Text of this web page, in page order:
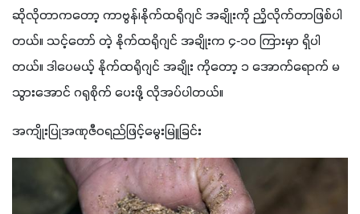
ဆိုလိုတာကတော့ ကာဗွန်၊နိုက်ထရိုဂျင် အချိုးကို ညှိလိုက်တာဖြစ်ပါ
တယ်။ သင့်တော် တဲ့ နိုက်ထရိုဂျင် အချိုးက ၄-၁၀ ကြားမှာ ရှိပါ
တယ်။ ဒါပေမယ့် နိုက်ထရိုဂျင် အချိုး ကိုတော့ ၁ အောက်ရောက် မ
သွားအောင် ဂရုစိုက် ပေးဖို့ လိုအပ်ပါတယ်။
အကျိုးပြုအဏုဇီဝရည်ဖြင့်မွေးမြူခြင်း